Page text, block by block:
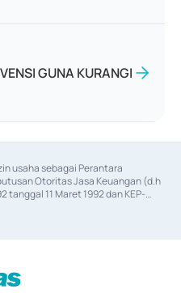
GUNA KURANGI
usaha sebagai Perantara
Otoritas Jasa Keuangan (d.h
tanggal 11 Maret 1992 dan KEP-
izin usaha sebagai Penjamin Emisi
Jasa Keuangan Nomor KEP-
Keuangan Nomor S-
dan beberapa izin usaha lainnya